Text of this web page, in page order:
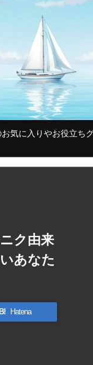
気に入りやお役立ちグ
ク由来
あなた
Hatena